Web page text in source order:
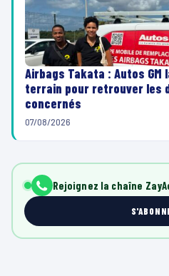
Airbags Takata : Autos
terrain pour retrouver les
concernés
07/08/2026
Rejoignez la chaîne